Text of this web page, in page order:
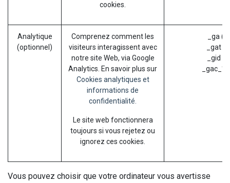
cookies.
Analytique
(optionnel)
Comprenez comment les
visiteurs interagissent avec
notre site Web, via Google
Analytics. En savoir plus sur
Cookies analytiques et
informations de
confidentialité.
Le site web fonctionnera
toujours si vous rejetez ou
ignorez ces cookies.
_ga
_gat
_gid
_gac_*
Vous pouvez choisir que votre ordinateur vous avertisse